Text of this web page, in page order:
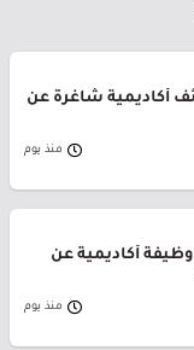
أكاديمية شاغرة عن
منذ يوم
جامعة القصيم تعلن طرح 147 وظيفة أكاديمية عن
منذ يوم